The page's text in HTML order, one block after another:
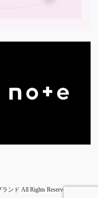
ンド All Rights Reserved.